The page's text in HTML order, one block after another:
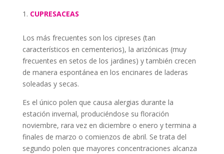
CUPRESACEAS
Los más frecuentes son los cipreses (tan
característicos en cementerios), la arizónicas (muy
frecuentes en setos de los jardines) y también crecen
de manera espontánea en los encinares de laderas
soleadas y secas.
Es el único polen que causa alergias durante la
estación invernal, produciéndose su floración
noviembre, rara vez en diciembre o enero y termina a
finales de marzo o comienzos de abril. Se trata del
segundo polen que mayores concentraciones alcanza